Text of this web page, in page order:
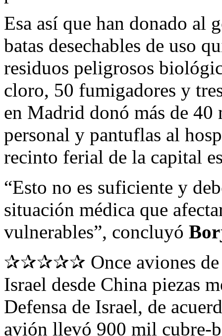
Esa así que han donado al
batas desechables de uso
residuos peligrosos
cloro, 50 fumigadores y
en Madrid donó más de
personal y pantuflas al
recinto ferial de la capital
“Esto no es suficiente y
situación médica que
vulnerables”, concluyó
✰✰✰✰✰ Once aviones de
Israel desde China piezas
Defensa de Israel, de
avión llevó 900 mil cubre-